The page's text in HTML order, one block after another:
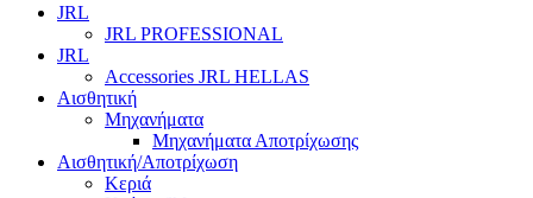
JRL
JRL PROFESSIONAL
JRL
Accessories JRL HELLAS
Αισθητική
Μηχανήματα
Μηχανήματα Αποτρίχωσης
Αισθητική/Αποτρίχωση
Κεριά